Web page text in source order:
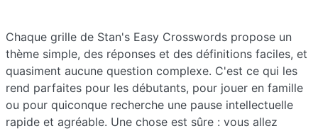
Chaque grille de Stan's Easy Crosswords propose un
thème simple, des réponses et des définitions faciles, et
quasiment aucune question complexe. C'est ce qui les
rend parfaites pour les débutants, pour jouer en famille
ou pour quiconque recherche une pause intellectuelle
rapide et agréable. Une chose est sûre : vous allez